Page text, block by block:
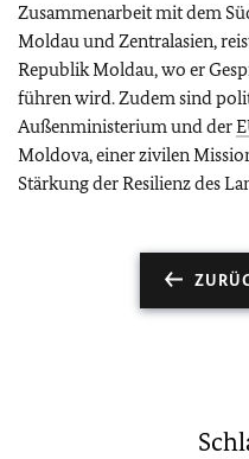
Zusammenarbeit mit dem
Moldau und Zentralasien,
Republik Moldau, wo er
führen wird. Zudem sind
Außenministerium und der
Moldova, einer zivilen
Stärkung der Resilienz des